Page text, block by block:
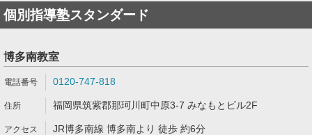
個別指導塾スタンダード
博多南教室
0120-747-818
福岡県筑紫郡那珂川町中原3-7 みなもとビル2F
JR博多南線 博多南より 徒歩 約6分